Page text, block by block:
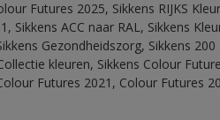
Futures 2025, Sikkens RIJKS
Sikkens ACC naar RAL, Sikkens
Gezondheidszorg, Sikkens
kleuren, Sikkens Colour
Futures 2021, Colour Futures